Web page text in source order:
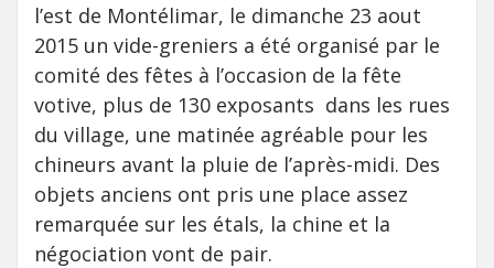
l’est de Montélimar, le dimanche 23 aout
2015 un vide-greniers a été organisé par le
comité des fêtes à l’occasion de la fête
votive, plus de 130 exposants dans les rues
du village, une matinée agréable pour les
chineurs avant la pluie de l’après-midi. Des
objets anciens ont pris une place assez
remarquée sur les étals, la chine et la
négociation vont de pair.